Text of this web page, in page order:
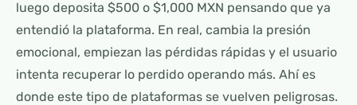
luego deposita $500 o $1,000 MXN pensando que ya
entendió la plataforma. En real, cambia la presión
emocional, empiezan las pérdidas rápidas y el usuario
intenta recuperar lo perdido operando más. Ahí es
donde este tipo de plataformas se vuelven peligrosas.